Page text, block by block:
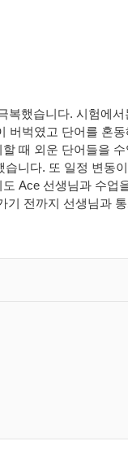
했습니다. 시험에
벅였고 단어를 혼
때 외운 단어들을
니다. 또 일정 변
Ace 선생님과 수
전까지 선생님과